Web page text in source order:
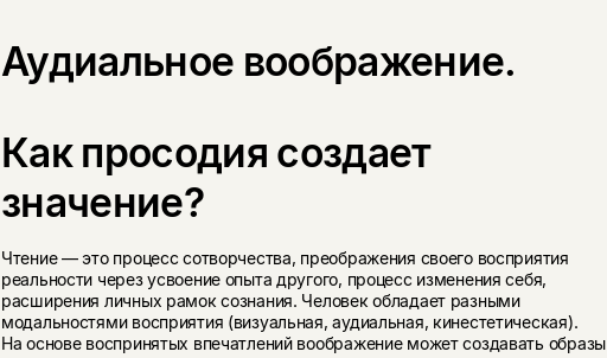
Аудиальное воображение.
Как просодия создает
значение?
Чтение — это процесс сотворчества, преображения своего восприятия
реальности через усвоение опыта другого, процесс изменения себя,
расширения личных рамок сознания. Человек обладает разными
модальностями восприятия (визуальная, аудиальная, кинестетическая).
На основе воспринятых впечатлений воображение может создавать образы